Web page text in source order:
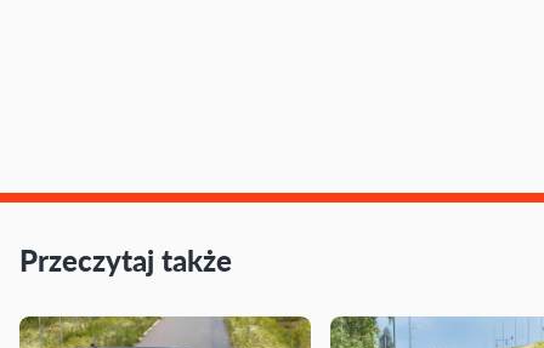
Przeczytaj także